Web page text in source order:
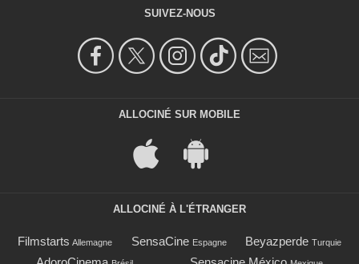
SUIVEZ-NOUS
ALLOCINÉ SUR MOBILE
ALLOCINÉ À L'ÉTRANGER
Filmstarts Allemagne SensaCine Espagne Beyazperde Turquie